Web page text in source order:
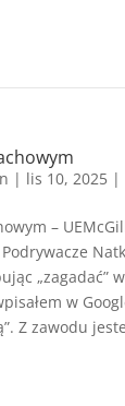
| lis 10, 2025|
–
„zagadać”
w
Z zawodu